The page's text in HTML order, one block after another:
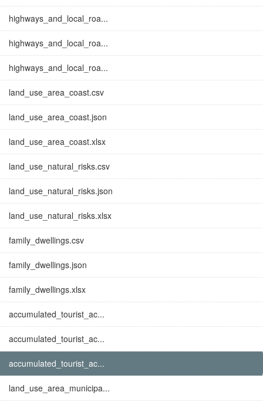
highways_and_local_roa...
highways_and_local_roa...
highways_and_local_roa...
land_use_area_coast.csv
land_use_area_coast.json
land_use_area_coast.xlsx
land_use_natural_risks.csv
land_use_natural_risks.json
land_use_natural_risks.xlsx
family_dwellings.csv
family_dwellings.json
family_dwellings.xlsx
accumulated_tourist_ac...
accumulated_tourist_ac...
accumulated_tourist_ac...
land_use_area_municipa...